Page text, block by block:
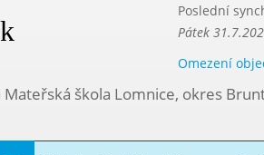
Poslední
Pátek
Omezení
Mateřská škola Lomnice, okres